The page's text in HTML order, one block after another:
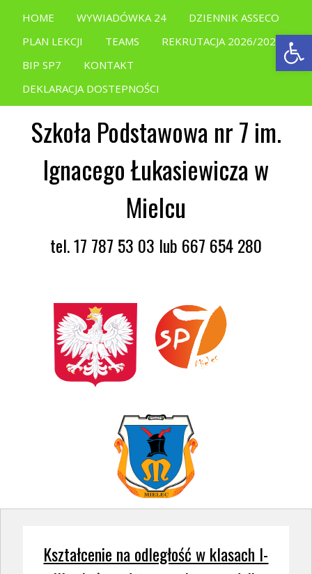
HOME WYWIADÓWKA 24
DZIENNIK ASSECO
PLAN LEKCJI
TEAMS
REKRUTACJA 2026/2027
BIP SP7
KONTAKT
DEKLARACJA DOSTEPNOŚCI
Szkoła Podstawowa nr 7 im.
Ignacego Łukasiewicza w
Mielcu
tel. 17 787 53 03 lub 667 654 280
Kształcenie na odległość w klasach I-